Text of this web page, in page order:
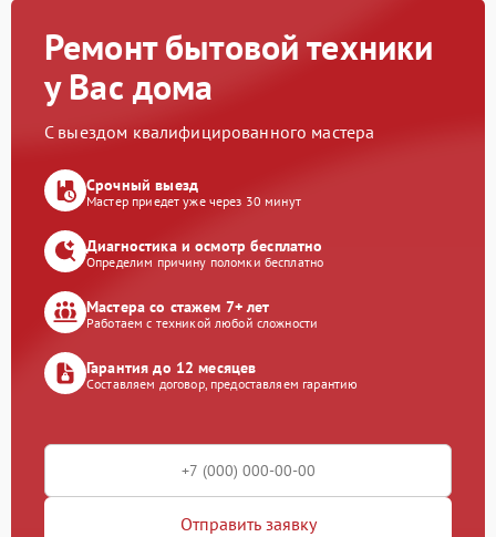
Ремонт бытовой техники
у Вас дома
С выездом квалифицированного мастера
Срочный выезд
Мастер приедет уже через 30 минут
Диагностика и осмотр бесплатно
Определим причину поломки бесплатно
Мастера со стажем 7+ лет
Работаем с техникой любой сложности
Гарантия до 12 месяцев
Составляем договор, предоставляем гарантию
Отправить заявку